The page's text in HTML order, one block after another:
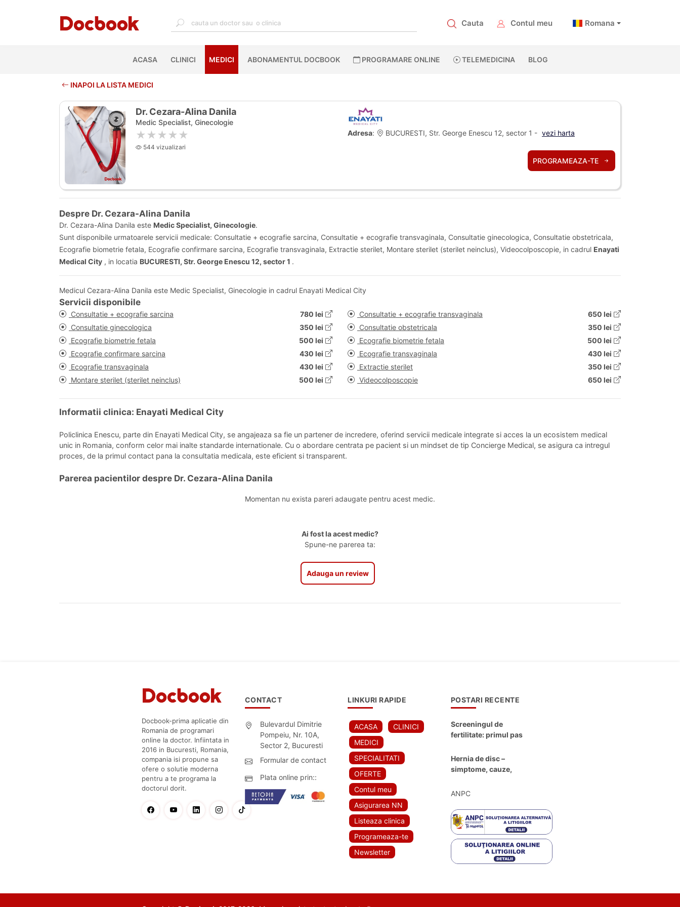
Cauta Contul meu Romana
ACASA(CURRENT)
CLINICI MEDICI ABONAMENTUL DOCBOOK PROGRAMARE ONLINE TELEMEDICINA BLOG
INAPOI LA LISTA MEDICI
Dr. Cezara-Alina Danila
Medic Specialist, Ginecologie
★★★★★
544 vizualizari
Adresa: BUCURESTI, Str. George Enescu 12, sector 1 - vezi harta
PROGRAMEAZA-TE
Despre Dr. Cezara-Alina Danila
Dr. Cezara-Alina Danila este Medic Specialist, Ginecologie.
Sunt disponibile urmatoarele servicii medicale: Consultatie + ecografie sarcina, Consultatie + ecografie transvaginala, Consultatie ginecologica, Consultatie obstetricala,
Ecografie biometrie fetala, Ecografie confirmare sarcina, Ecografie transvaginala, Extractie sterilet, Montare sterilet (sterilet neinclus), Videocolposcopie, in cadrul Enayati
Medical City , in locatia BUCURESTI, Str. George Enescu 12, sector 1 .
Medicul Cezara-Alina Danila este Medic Specialist, Ginecologie in cadrul Enayati Medical City
Servicii disponibile
Consultatie + ecografie sarcina 780 lei Consultatie + ecografie transvaginala
650 lei
Consultatie ginecologica
350 lei Consultatie obstetricala
350 lei
Ecografie biometrie fetala
500 lei Ecografie biometrie fetala
500 lei
Ecografie confirmare sarcina
430 lei Ecografie transvaginala
430 lei
Ecografie transvaginala
430 lei Extractie sterilet
350 lei
Montare sterilet (sterilet neinclus)
500 lei Videocolposcopie 650 lei
Informatii clinica: Enayati Medical City
Policlinica Enescu, parte din Enayati Medical City, se angajeaza sa fie un partener de incredere, oferind servicii medicale integrate si acces la un ecosistem medical
unic in Romania, conform celor mai inalte standarde internationale. Cu o abordare centrata pe pacient si un mindset de tip Concierge Medical, se asigura ca intregul
proces, de la primul contact pana la consultatia medicala, este eficient si transparent.
Parerea pacientilor despre Dr. Cezara-Alina Danila
Momentan nu exista pareri adaugate pentru acest medic.
Ai fost la acest medic?
Spune-ne parerea ta:
Adauga un review
Docbook-prima aplicatie din
Romania de programari
online la doctor. Infiintata in
2016 in Bucuresti, Romania,
compania isi propune sa
ofere o solutie moderna
pentru a te programa la
doctorul dorit.
CONTACT
Bulevardul Dimitrie
Pompeiu, Nr. 10A,
Sector 2, Bucuresti
Formular de contact
Plata online prin::
LINKURI RAPIDE
ACASA
CLINICI
MEDICI
SPECIALITATI
OFERTE
Contul meu
Asigurarea NN
Listeaza clinica
Programeaza-te
Newsletter
POSTARI RECENTE
Screeningul de
fertilitate: primul pas
Hernia de disc –
simptome, cauze,
moderne de
ANPC